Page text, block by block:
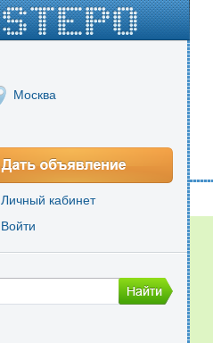
Москва
Личный кабинет
Войти